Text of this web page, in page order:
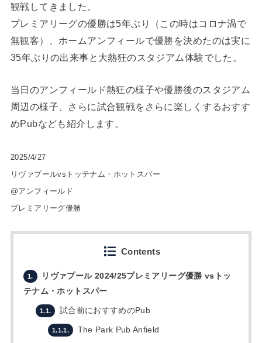
観戦してきました。
プレミアリーグの優勝は5年ぶり（この時はコロナ渦で
無観客）、ホームアンフィールで優勝を決めたのは実に
35年ぶりの出来事と大熱狂のスタジアム体験でした。
当日のアンフィールド熱狂の様子や優勝後のスタジアム
周辺の様子、さらに試合観戦をさらに楽しくするおすす
めPubなども紹介します。
2025/4/27
リヴァプールvsトッテナム・ホットスパー
@アンフィールド
プレミアリーグ優勝
Contents
1.
リヴァプール 2024/25プレミアリーグ優勝 vsトッ
テナム・ホットスパー
1.1. 試合前におすすめのPub
1.1.1. The Park Pub Anfield